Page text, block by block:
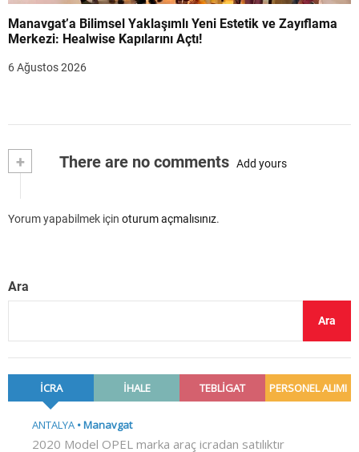
Manavgat’a Bilimsel Yaklaşımlı Yeni Estetik ve Zayıflama
Merkezi: Healwise Kapılarını Açtı!
6 Ağustos 2026
+ There are no comments Add yours
Yorum yapabilmek için oturum açmalısınız.
Ara
Ara